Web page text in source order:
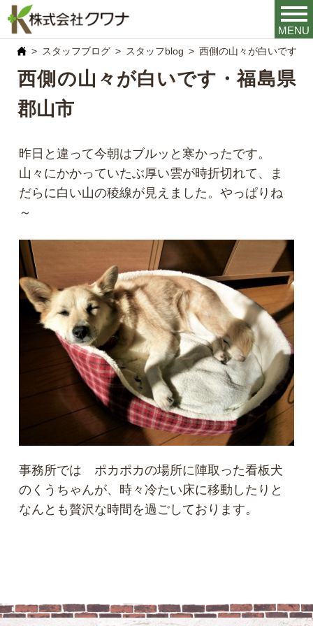
MENU
スタッフブログ スタッフblog 西側の山々が白いです・
西側の山々が白いです・福島県
郡山市
昨日と違って今朝はブルッと寒かったです。
山々にかかっていたぶ厚い雲が時折切れて、ま
だらに白い山の稜線が見えました。やっぱりね
～
事務所では ポカポカの場所に陣取った看板犬
のくうちゃんが、時々冷たい床に移動したりと
なんとも贅沢な時間を過ごしております。